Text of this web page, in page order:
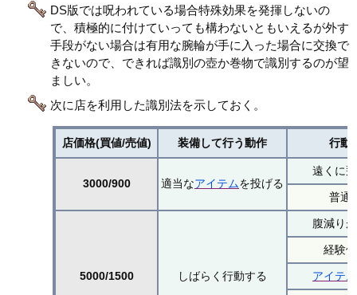
DS版では呪われている場合特殊効果を発揮しないの
で、積極的に付けていっても構わないともいえるが外す
手段がない場合は有用な腕輪が手に入った場合に交換で
きないので、できれば識別の壺か巻物で識別するのが望
ましい。
次に店を利用した識別法を示しておく。
店価格(買値/売値) 装備して行う動作 行動
3000/900 適当なアイテムを投げる
遠くに
普通
5000/1500 しばらく行動する
腹減り
経験
アイテム